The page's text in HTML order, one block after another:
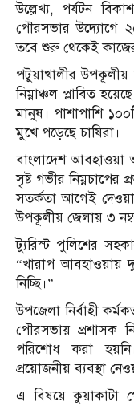
উল্লেখ্য, পর্যটন
পৌরসভার উদ্যোগে
তবে শুরু থেকেই কাজের
পটুয়াখালীর উপকূলীয়
নিম্নাঞ্চল প্লাবিত
মানুষ। পাশাপাশি
মুখে পড়েছে চাষিরা।
বাংলাদেশ আবহাওয়া
সৃষ্ট গভীর নিম্নচাপের
সতর্কতা আগেই
উপকূলীয় জেলায় ৩
ট্যুরিস্ট পুলিশের
“খারাপ আবহাওয়ায়
নিচ্ছি।”
উপজেলা নির্বাহী
পৌরসভায় প্রশাসক
পরিশোধ করা
প্রয়োজনীয় ব্যবস্থা
এ বিষয়ে কুয়াকাটা